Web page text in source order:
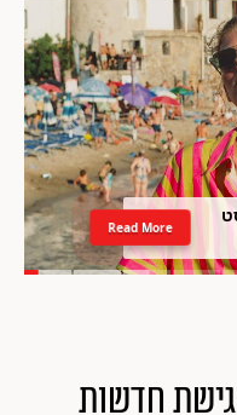
Read More
מריח, 32, מגישת חדשות